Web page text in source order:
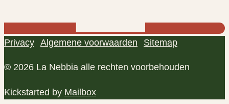
Privacy Algemene voorwaarden Sitemap
© 2026 La Nebbia alle rechten voorbehouden
Kickstarted by Mailbox